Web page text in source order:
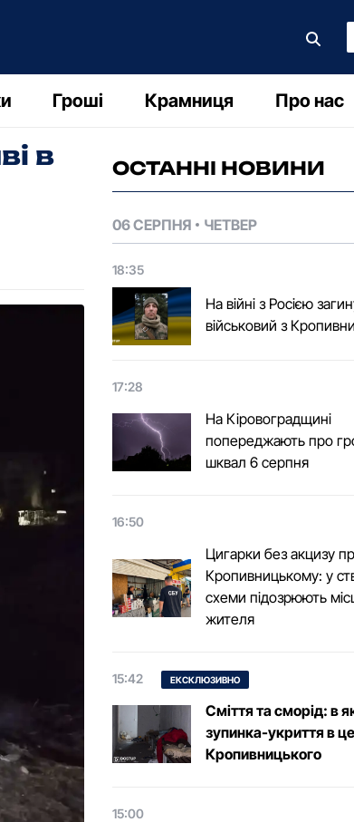
Гроші Крамниця Про нас
в
ОСТАННІ НОВИНИ
06 СЕРПНЯ ЧЕТВЕР
18:35
На війні з Росією
військовий з
17:28
На Кіровоградщині
попереджають про
шквал 6 серпня
16:50
Цигарки без акцизу
Кропивницькому: у
схеми підозрюють
жителя
15:42 ЕКСКЛЮЗИВНО
Сміття та сморід: в
зупинка-укриття в
Кропивницького
15:00